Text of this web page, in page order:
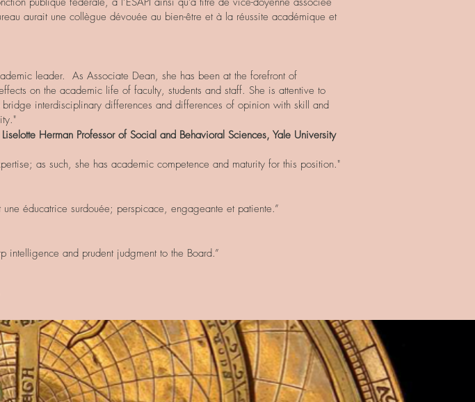
aurait une collègue dévouée au bien-être et à la réussite académique et
leader. As Associate Dean, she has been at the forefront of
on the academic life of faculty, students and staff. She is attentive to
interdisciplinary differences and differences of opinion with skill and
Herman Professor of Social and Behavioral Sciences, Yale University
as such, she has academic competence and maturity for this position."
éducatrice surdouée; perspicace, engageante et patiente.”
and prudent judgment to the Board.”